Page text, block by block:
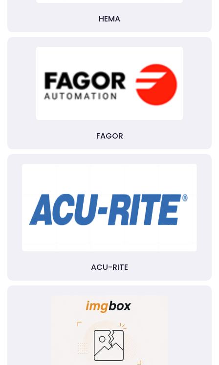
HEMA
FAGOR
ACU-RITE